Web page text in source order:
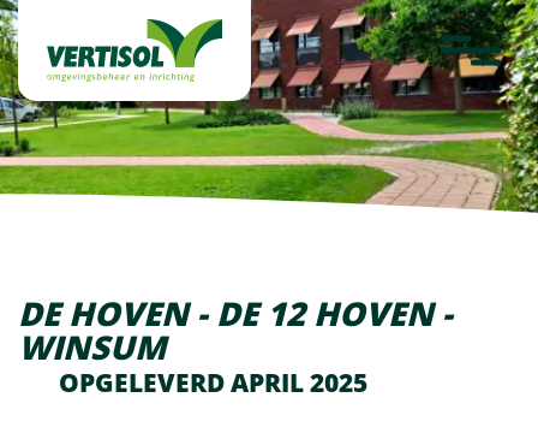
overslaan
Werken bij
Projecten
Laatste nieuws
DE HOVEN - DE 12 HOVEN -
WINSUM
OPGELEVERD APRIL 2025